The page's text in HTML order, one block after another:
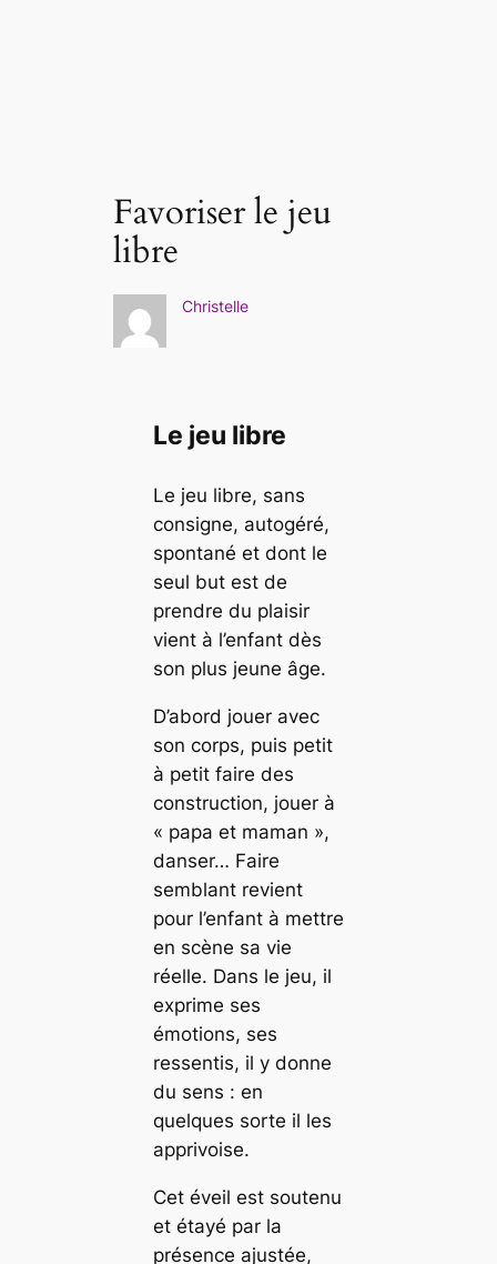
Favoriser le jeu
libre
Christelle
Le jeu libre
Le jeu libre, sans
consigne, autogéré,
spontané et dont le
seul but est de
prendre du plaisir
vient à l’enfant dès
son plus jeune âge.
D’abord jouer avec
son corps, puis petit
à petit faire des
construction, jouer à
« papa et maman »,
danser… Faire
semblant revient
pour l’enfant à mettre
en scène sa vie
réelle. Dans le jeu, il
exprime ses
émotions, ses
ressentis, il y donne
du sens : en
quelques sorte il les
apprivoise.
Cet éveil est soutenu
et étayé par la
présence ajustée,